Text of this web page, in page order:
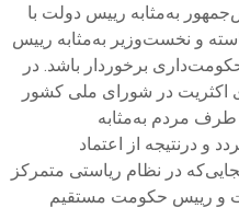
به‌مثابه رییس دولت با
و نخست‌وزیر به‌مثابه رییس
برخوردار باشد. در
اکثریت در شورای ملی کشور
طرف مردم به‌مثابه
و درنتیجه از اعتماد
در نظام ریاستی متمرکز
و رییس حکومت مستقیم